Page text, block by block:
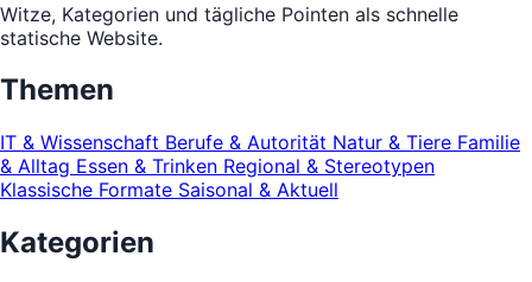
Witze, Kategorien und tägliche Pointen als schnelle
statische Website.
Themen
IT & Wissenschaft Berufe & Autorität Natur & Tiere Familie
& Alltag Essen & Trinken Regional & Stereotypen
Klassische Formate Saisonal & Aktuell
Kategorien